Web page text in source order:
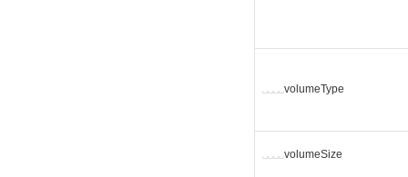
␣␣␣␣volumeType
␣␣␣␣volumeSize